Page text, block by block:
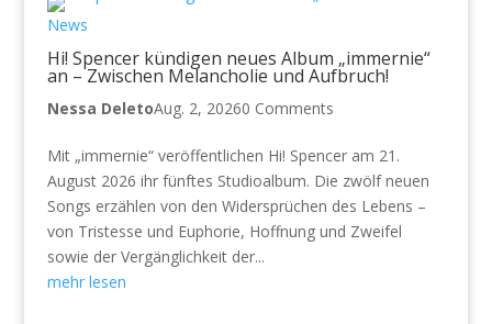
News
Hi! Spencer kündigen neues Album „immernie“
an – Zwischen Melancholie und Aufbruch!
Nessa DeletoAug. 2, 20260 Comments
Mit „immernie“ veröffentlichen Hi! Spencer am 21.
August 2026 ihr fünftes Studioalbum. Die zwölf neuen
Songs erzählen von den Widersprüchen des Lebens –
von Tristesse und Euphorie, Hoffnung und Zweifel
sowie der Vergänglichkeit der...
mehr lesen